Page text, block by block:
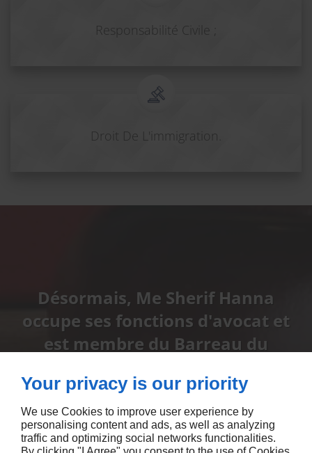
Responsabilité Civile ;
Droit De L'immigration.
Désormais, Me Sherif Hanna
occupe ses fonctions d'avocat et
est membre du Barreau du
NOUS CONTACTER
Your privacy is our priority
We use Cookies to improve user experience by
personalising content and ads, as well as analyzing
traffic and optimizing social networks functionalities.